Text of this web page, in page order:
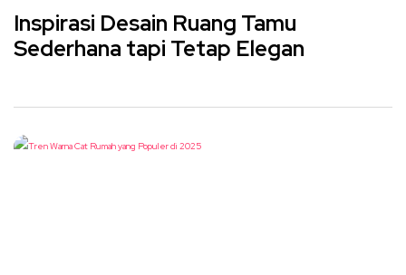
Inspirasi Desain Ruang Tamu
Sederhana tapi Tetap Elegan